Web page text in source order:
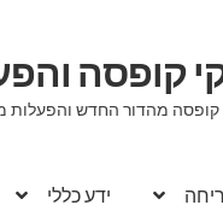
קופסה
קופסה מהדור החדש
ידע כללי